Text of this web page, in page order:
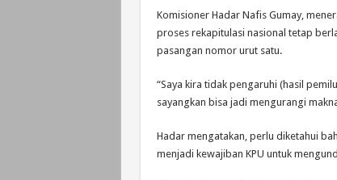
Komisioner Hadar Nafis Gumay,
proses rekapitulasi nasional tetap
pasangan nomor urut satu.
“Saya kira tidak pengaruhi (hasil
sayangkan bisa jadi mengurangi
Hadar mengatakan, perlu diketahui
menjadi kewajiban KPU untuk